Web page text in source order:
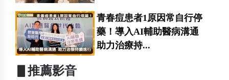
青春痘患者1原因常自行停
藥！導入AI輔助醫病溝通
助力治療持...
▋推薦影音